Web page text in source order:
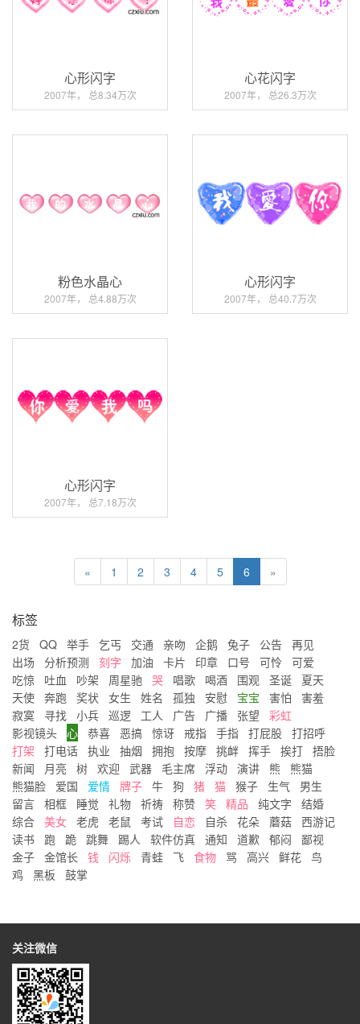
心形闪字
2007年， 总8.34万次
心花闪字
2007年， 总26.3万次
粉色水晶心
2007年， 总4.88万次
心形闪字
2007年， 总40.7万次
心形闪字
2007年， 总7.18万次
« 1 2 3 4 5 6 »
标签
2货 QQ 举手 乞丐 交通 亲吻 企鹅 兔子 公告 再见
出场
分析预测 刻字 加油 卡片 印章 口号 可怜
可爱
吃惊
吐血 吵架 周星驰 哭 唱歌 喝酒 围观 圣诞
夏天
天使 奔跑 奖状 女生 姓名 孤独 安慰 宝宝 害怕
害羞
寂寞
寻找 小兵 巡逻 工人 广告 广播 张望
彩虹
影视镜头 心 恭喜 恶搞 惊讶 戒指 手指 打屁股 打招呼
打架
打电话 执业 抽烟 拥抱 按摩 挑衅 挥手 挨打 捂脸
新闻
月亮 树 欢迎 武器 毛主席 浮动 演讲 熊
熊猫
熊猫脸
爱国 爱情 牌子 牛 狗 猪 猫 猴子 生气
男生
留言 相框 睡觉 礼物 祈祷 称赞 笑 精品 纯文字
结婚
综合 美女 老虎 老鼠 考试 自恋 自杀 花朵 蘑菇 西游记
读书
跑 跪 跳舞 踢人 软件仿真 通知 道歉 郁闷
鄙视
金子 金馆长 钱 闪烁 青蛙 飞 食物 骂 高兴 鲜花 鸟
鸡
黑板 鼓掌
关注微信